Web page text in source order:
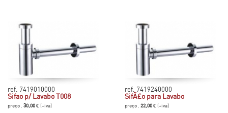
ref. 7419010000
Sifao p/ Lavabo T008
preço . 30,00 € (+iva)
ref. 7419240000
SifÃ£o para Lavabo
preço . 22,00 € (+iva)